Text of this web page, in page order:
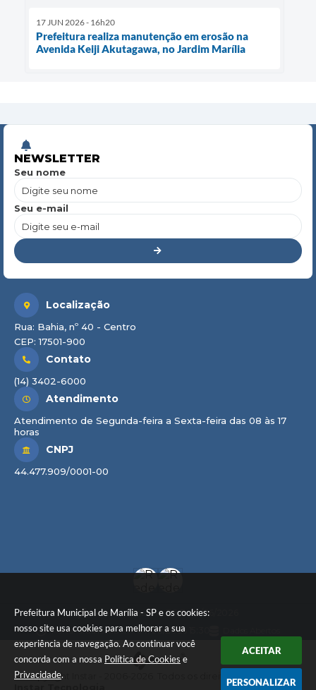
Prefeitura Municipal de Marília - SP e os cookies:
nosso site usa cookies para melhorar a sua
experiência de navegação. Ao continuar você
concorda com a nossa Política de Cookies e
Privacidade.
ACEITAR
PERSONALIZAR
17 JUN 2026 - 16h20
Prefeitura realiza manutenção em erosão na
Avenida Keiji Akutagawa, no Jardim Marília
NEWSLETTER
Seu nome
Seu e-mail
Localização
Rua: Bahia, nº 40 - Centro
CEP: 17501-900
Contato
(14) 3402-6000
Atendimento
Atendimento de Segunda-feira a Sexta-feira das 08 às 17
horas
CNPJ
44.477.909/0001-00
Versão do Sistema: 3.5.3 - 19/06/2026
Portal atualizado em:07/08/2026 15:30
© Copyright Instar - 2006-2026. Todos os direitos reservados -